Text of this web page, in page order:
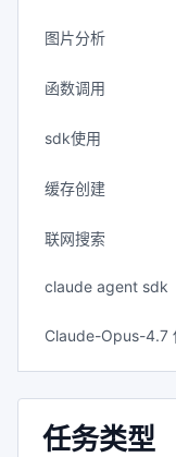
图片分析
函数调用
sdk使用
缓存创建
联网搜索
claude agent sdk
Claude-Opus-4.7
任务类型